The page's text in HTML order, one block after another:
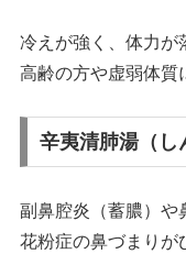
冷えが強く、体力が
高齢の方や虚弱体質
辛夷清肺湯（し
副鼻腔炎（蓄膿）や
花粉症の鼻づまりが